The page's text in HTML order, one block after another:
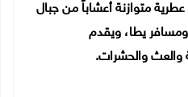
متوازنة أعشاباً من جبال
ومسافر يطا، ويقدم
والعث والحشرات.